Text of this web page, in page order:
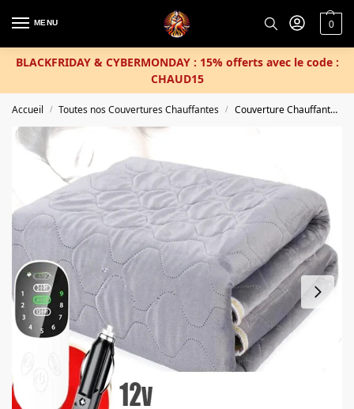
MENU 0
BLACKFRIDAY & CYBERMONDAY : 15% offerts avec le code :
CHAUD15
Accueil / Toutes nos Couvertures Chauffantes / Couverture Chauffante 12v